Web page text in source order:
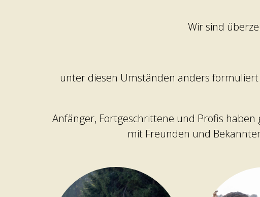
Wir sind
unter diesen Umständen anders
Anfänger, Fortgeschrittene und Profis
mit Freunden und